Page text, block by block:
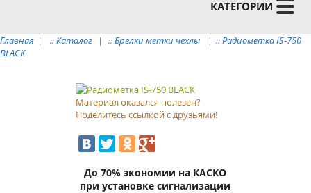
КАТЕГОРИИ
Главная ::Каталог ::Брелки метки чехлы ::Радиометка IS-750
BLACK
Материал оказался полезен?
Поделитесь ссылкой с друзьями!
До 70% экономии на КАСКО
при установке сигнализации